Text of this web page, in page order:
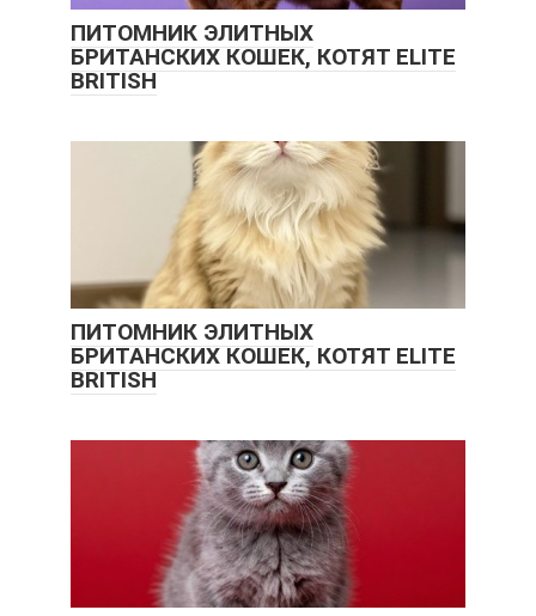
ПИТОМНИК ЭЛИТНЫХ
БРИТАНСКИХ КОШЕК, КОТЯТ ELITE
BRITISH
ПИТОМНИК ЭЛИТНЫХ
БРИТАНСКИХ КОШЕК, КОТЯТ ELITE
BRITISH